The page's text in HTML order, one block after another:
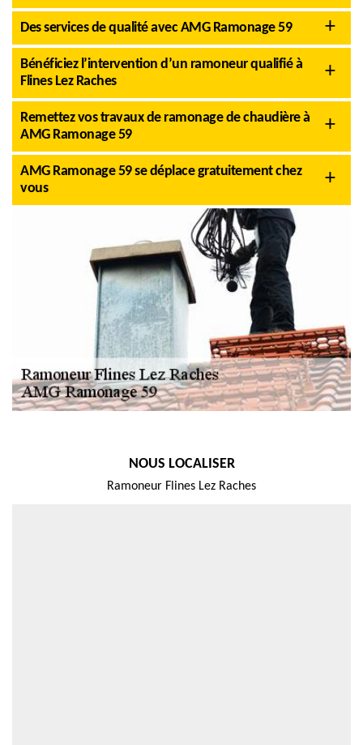
Des services de qualité avec AMG Ramonage 59
Bénéficiez l’intervention d’un ramoneur qualifié à
Flines Lez Raches
Remettez vos travaux de ramonage de chaudière à
AMG Ramonage 59
AMG Ramonage 59 se déplace gratuitement chez
vous
NOUS LOCALISER
Ramoneur Flines Lez Raches